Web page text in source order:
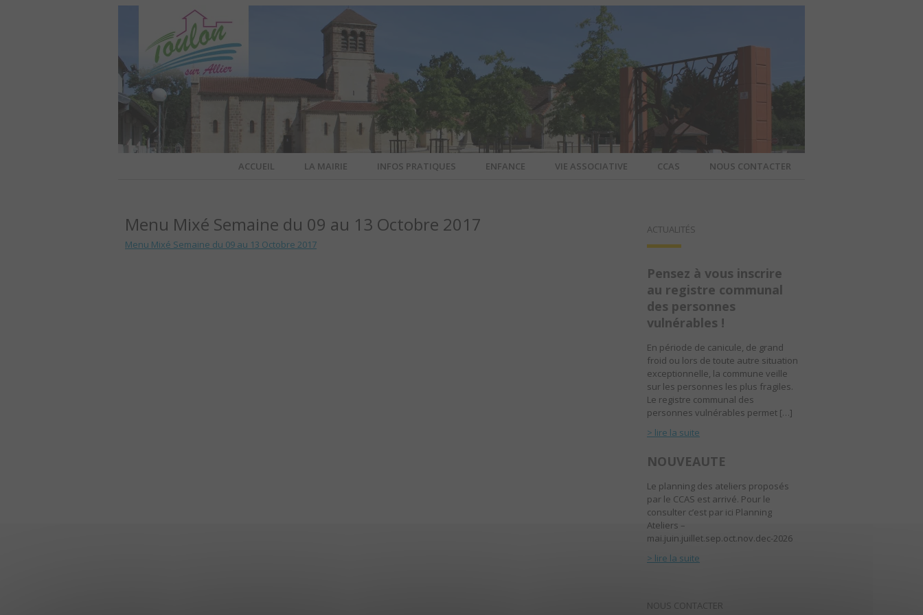
TOULON-SUR-ALLIER – SITE
OFFICIEL DE LA COMMUNE
ACCUEIL LA MAIRIE INFOS PRATIQUES ENFANCE VIE ASSOCIATIVE CCAS NOUS CONTACTER
Menu Mixé Semaine du 09 au 13 Octobre 2017
Menu Mixé Semaine du 09 au 13 Octobre 2017
ACTUALITÉS
Pensez à vous inscrire
au registre communal
des personnes
vulnérables !
En période de canicule, de grand
froid ou lors de toute autre situation
exceptionnelle, la commune veille
sur les personnes les plus fragiles.
Le registre communal des
personnes vulnérables permet […]
> lire la suite
NOUVEAUTE
Le planning des ateliers proposés
par le CCAS est arrivé. Pour le
consulter c’est par ici Planning
Ateliers –
mai.juin.juillet.sep.oct.nov.dec-2026
> lire la suite
NOUS CONTACTER